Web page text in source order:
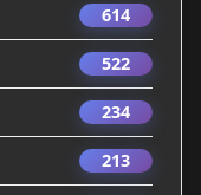
614
522
234
213